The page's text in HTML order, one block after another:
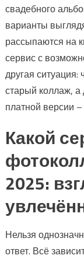
свадебного
варианты
рассыпаются на
сервис с
другая ситуация:
старый коллаж, а
платной версии
Какой
2025:
Нельзя
ответ. Всё